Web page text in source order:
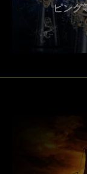
ピング